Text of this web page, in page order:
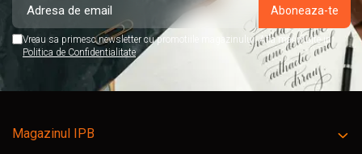
Vreau sa primesc newsletter cu promotiile magazinului. Afla mai multe in
Politica de Confidentialitate
Magazinul IPB